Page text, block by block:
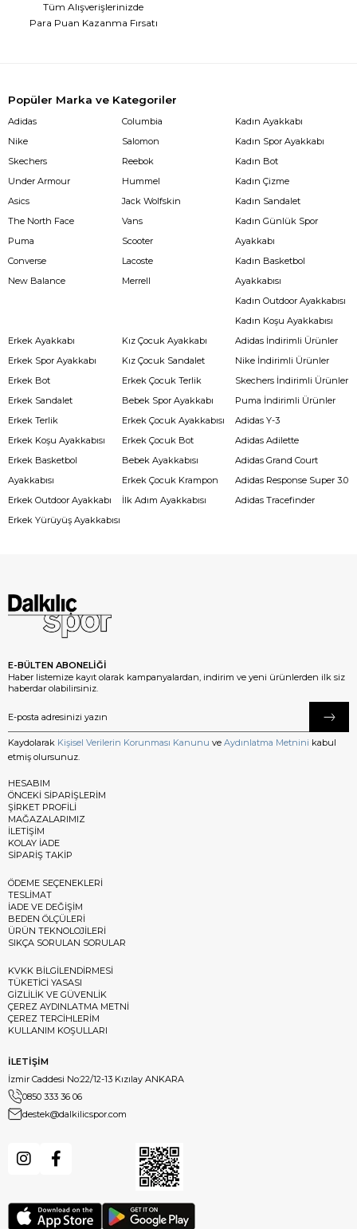
Tüm Alışverişlerinizde
Para Puan Kazanma Fırsatı
Popüler Marka ve Kategoriler
Adidas
Nike
Skechers
Under Armour
Asics
The North Face
Puma
Converse
New Balance
Columbia
Salomon
Reebok
Hummel
Jack Wolfskin
Vans
Scooter
Lacoste
Merrell
Kadın Ayakkabı
Kadın Spor Ayakkabı
Kadın Bot
Kadın Çizme
Kadın Sandalet
Kadın Günlük Spor
Ayakkabı
Kadın Basketbol
Ayakkabısı
Kadın Outdoor Ayakkabısı
Kadın Koşu Ayakkabısı
Erkek Ayakkabı
Erkek Spor Ayakkabı
Erkek Bot
Erkek Sandalet
Erkek Terlik
Erkek Koşu Ayakkabısı
Erkek Basketbol
Ayakkabısı
Erkek Outdoor Ayakkabı
Erkek Yürüyüş Ayakkabısı
Kız Çocuk Ayakkabı
Kız Çocuk Sandalet
Erkek Çocuk Terlik
Bebek Spor Ayakkabı
Erkek Çocuk Ayakkabısı
Erkek Çocuk Bot
Bebek Ayakkabısı
Erkek Çocuk Krampon
İlk Adım Ayakkabısı
Adidas İndirimli Ürünler
Nike İndirimli Ürünler
Skechers İndirimli Ürünler
Puma İndirimli Ürünler
Adidas Y-3
Adidas Adilette
Adidas Grand Court
Adidas Response Super 3.0
Adidas Tracefinder
E-BÜLTEN ABONELİĞİ
Haber listemize kayıt olarak kampanyalardan, indirim ve yeni ürünlerden ilk siz
haberdar olabilirsiniz.
Kaydolarak Kişisel Verilerin Korunması Kanunu ve Aydınlatma Metnini kabul
etmiş olursunuz.
HESABIM
ÖNCEKİ SİPARİŞLERİM
ŞİRKET PROFİLİ
MAĞAZALARIMIZ
İLETİŞİM
KOLAY İADE
SİPARİŞ TAKİP
ÖDEME SEÇENEKLERİ
TESLİMAT
İADE VE DEĞİŞİM
BEDEN ÖLÇÜLERİ
ÜRÜN TEKNOLOJİLERİ
SIKÇA SORULAN SORULAR
KVKK BİLGİLENDİRMESİ
TÜKETİCİ YASASI
GİZLİLİK VE GÜVENLİK
ÇEREZ AYDINLATMA METNİ
ÇEREZ TERCİHLERİM
KULLANIM KOŞULLARI
İLETİŞİM
İzmir Caddesi No:22/12-13 Kızılay ANKARA
0850 333 36 06
destek@dalkilicspor.com